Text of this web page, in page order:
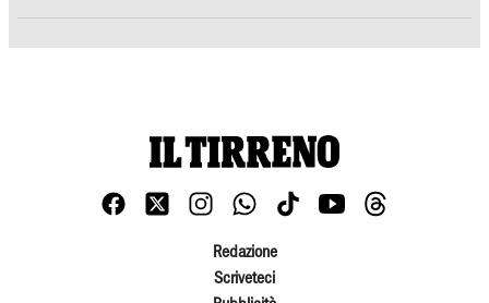
Redazione
Scriveteci